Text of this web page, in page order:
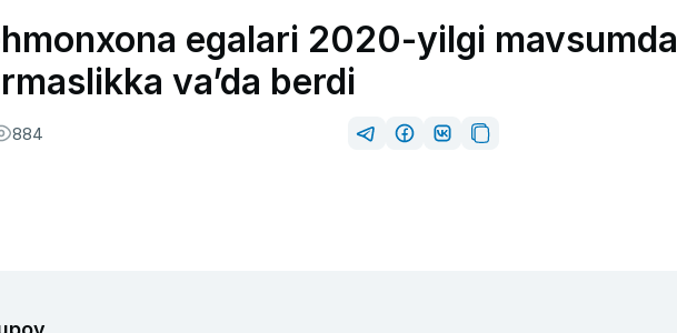
egalari 2020-yilgi mavsumda
va’da berdi
884